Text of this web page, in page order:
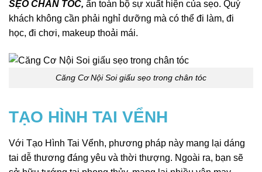
SẸO CHÂN TÓC, ẩn toàn bộ sự xuất hiện của sẹo. Quý
khách không cần phải nghỉ dưỡng mà có thể đi làm, đi
học, đi chơi, makeup thoải mái.
Căng Cơ Nội Soi giấu sẹo trong chân tóc
TẠO HÌNH TAI VỂNH
Với Tạo Hình Tai Vểnh, phương pháp này mang lại dáng
tai dễ thương đáng yêu và thời thượng. Ngoài ra, bạn sẽ